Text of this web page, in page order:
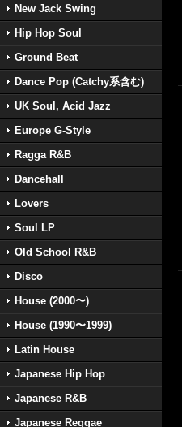
New Jack Swing
Hip Hop Soul
Ground Beat
Dance Pop (Catchy系含む)
UK Soul, Acid Jazz
Europe G-Style
Ragga R&B
Dancehall
Lovers
Soul LP
Old School R&B
Disco
House (2000〜)
House (1990〜1999)
Latin House
Japanese Hip Hop
Japanese R&B
Japanese Reggae